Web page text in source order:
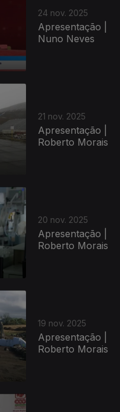
24 nov. 2025
Apresentação |
Nuno Neves
21 nov. 2025
Apresentação |
Roberto Morais
20 nov. 2025
Apresentação |
Roberto Morais
19 nov. 2025
Apresentação |
Roberto Morais